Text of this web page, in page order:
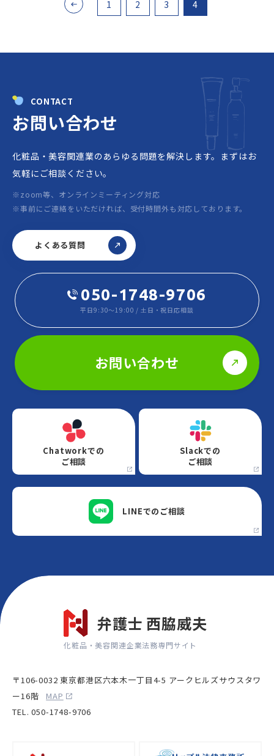
1 2 3 4
CONTACT
お問い合わせ
化粧品・美容関連業のあらゆる問題を解決します。 まずはお
気軽にご相談ください。
※zoom等、オンラインミーティング対応
※事前にご連絡をいただければ、受付時間外も対応しております。
よくある質問
050-1748-9706
平日9:30～19:00 / 土日・祝日応相談
お問い合わせ
Chatworkでの
ご相談
Slackでの
ご相談
LINEでの ご相談
弁護士 西脇威夫
化粧品・美容関連企業法務専門サイト
〒106-0032 東京都港区六本木一丁目4-5 アークヒルズサウスタワ
ー16階
MAP
TEL. 050-1748-9706